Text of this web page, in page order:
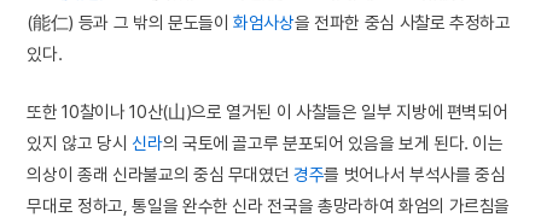
(能仁) 등과 그 밖의 문도들이화엄사상을 전파한 중심 사찰로 추정하고
있다.
또한 10찰이나 10산(山)으로 열거된 이 사찰들은 일부 지방에 편벽되어
있지 않고 당시 신라의 국토에 골고루 분포되어 있음을 보게 된다. 이는
의상이 종래 신라불교의 중심 무대였던경주를 벗어나서 부석사를 중심
무대로 정하고, 통일을 완수한 신라 전국을 총망라하여 화엄의 가르침을